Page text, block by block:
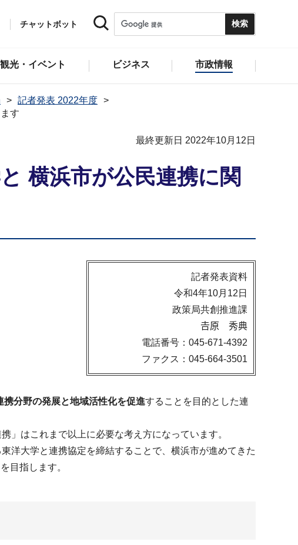
チャットボット
観光・イベント ビジネス 市政情報
記者発表 2022年度
す
最終更新日 2022年10月12日
横浜市が公民連携に関
記者発表資料
令和4年10月12日
政策局共創推進課
𠮷原 秀典
電話番号：045-671-4392
ファクス：045-664-3501
分野の発展と地域活性化を促進することを目的とした連
」はこれまで以上に必要な考え方になっています。
洋大学と連携協定を締結することで、横浜市が進めてきた
目指します。